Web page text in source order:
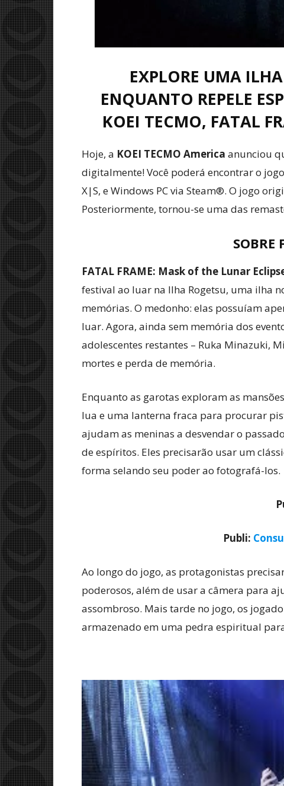
EXPLORE UMA
ENQUANTO REPELE
KOEI TECMO, FATAL
Hoje, a KOEI TECMO America anunciou
digitalmente! Você poderá encontrar o
X|S, e Windows PC via Steam®. O jogo
Posteriormente, tornou-se uma das
SOBRE
FATAL FRAME: Mask of the Lunar
festival ao luar na Ilha Rogetsu, uma ilha
memórias. O medonho: elas possuíam
luar. Agora, ainda sem memória dos
adolescentes restantes – Ruka Minazuki,
mortes e perda de memória.
Enquanto as garotas exploram as
lua e uma lanterna fraca para procurar
ajudam as meninas a desvendar o
de espíritos. Eles precisarão usar um
forma selando seu poder ao fotografá-los.
Publi:
Ao longo do jogo, as protagonistas
poderosos, além de usar a câmera para
assombroso. Mais tarde no jogo, os
armazenado em uma pedra espiritual